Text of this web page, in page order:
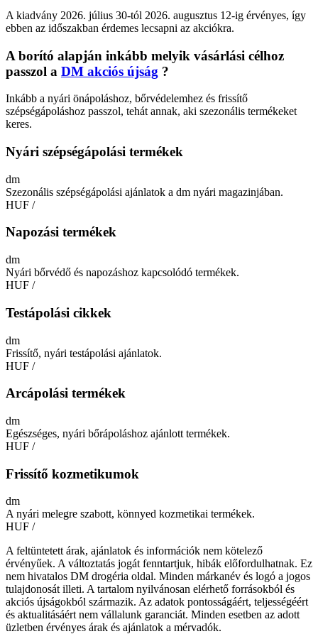
A kiadvány 2026. július 30-tól 2026. augusztus 12-ig érvényes, így
ebben az időszakban érdemes lecsapni az akciókra.
A borító alapján inkább melyik vásárlási célhoz
passzol a DM akciós újság ?
Inkább a nyári önápoláshoz, bőrvédelemhez és frissítő
szépségápoláshoz passzol, tehát annak, aki szezonális termékeket
keres.
Nyári szépségápolási termékek
dm
Szezonális szépségápolási ajánlatok a dm nyári magazinjában.
HUF /
Napozási termékek
dm
Nyári bőrvédő és napozáshoz kapcsolódó termékek.
HUF /
Testápolási cikkek
dm
Frissítő, nyári testápolási ajánlatok.
HUF /
Arcápolási termékek
dm
Egészséges, nyári bőrápoláshoz ajánlott termékek.
HUF /
Frissítő kozmetikumok
dm
A nyári melegre szabott, könnyed kozmetikai termékek.
HUF /
A feltüntetett árak, ajánlatok és információk nem kötelező
érvényűek. A változtatás jogát fenntartjuk, hibák előfordulhatnak. Ez
nem hivatalos DM drogéria oldal. Minden márkanév és logó a jogos
tulajdonosát illeti. A tartalom nyilvánosan elérhető forrásokból és
akciós újságokból származik. Az adatok pontosságáért, teljességéért
és aktualitásáért nem vállalunk garanciát. Minden esetben az adott
üzletben érvényes árak és ajánlatok a mérvadók.